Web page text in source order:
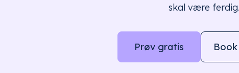
skal være ferdig.
Prøv gratis